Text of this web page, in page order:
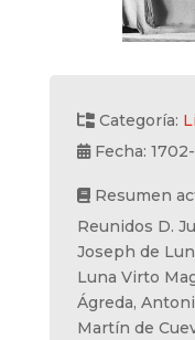
Categoría:
Fecha: 1702-
Resumen
Reunidos D.
Joseph de
Luna Virto
Ágreda,
Martín de